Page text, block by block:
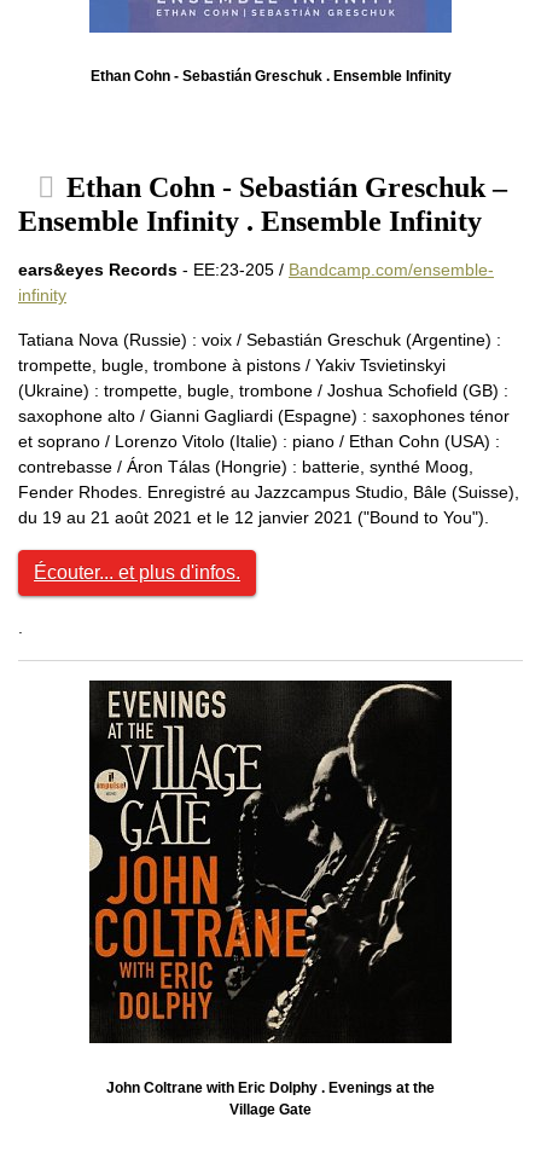
Ethan Cohn - Sebastián Greschuk . Ensemble Infinity
Ethan Cohn - Sebastián Greschuk –
Ensemble Infinity . Ensemble Infinity
ears&eyes Records - EE:23-205 / Bandcamp.com/ensemble-
infinity
Tatiana Nova (Russie) : voix / Sebastián Greschuk (Argentine) :
trompette, bugle, trombone à pistons / Yakiv Tsvietinskyi
(Ukraine) : trompette, bugle, trombone / Joshua Schofield (GB) :
saxophone alto / Gianni Gagliardi (Espagne) : saxophones ténor
et soprano / Lorenzo Vitolo (Italie) : piano / Ethan Cohn (USA) :
contrebasse / Áron Tálas (Hongrie) : batterie, synthé Moog,
Fender Rhodes. Enregistré au Jazzcampus Studio, Bâle (Suisse),
du 19 au 21 août 2021 et le 12 janvier 2021 ("Bound to You").
Écouter... et plus d'infos.
.
John Coltrane with Eric Dolphy . Evenings at the
Village Gate